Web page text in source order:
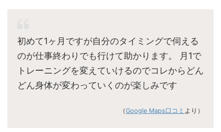
初めて1ヶ月ですが自分のタイミングで伺える
のが仕事終わりでも行けて助かります。 月1で
トレーニングを変えていけるのでコレからどん
どん身体が変わっていくのが楽しみです
（Google Maps口コミ より）